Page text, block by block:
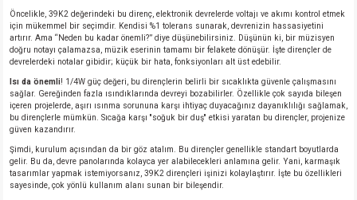
Öncelikle, 39K2 değerindeki bu direnç, elektronik devrelerde voltajı ve akımı kontrol etmek
için mükemmel bir seçimdir. Kendisi %1 tolerans sunarak, devrenizin hassasiyetini
artırır. Ama “Neden bu kadar önemli?” diye düşünebilirsiniz. Düşünün ki, bir müzisyen
doğru notayı çalamazsa, müzik eserinin tamamı bir felakete dönüşür. İşte dirençler de
devrelerdeki notalar gibidir; küçük bir hata, fonksiyonları alt üst edebilir.
Isı da önemli! 1/4W güç değeri, bu dirençlerin belirli bir sıcaklıkta güvenle çalışmasını
sağlar. Gereğinden fazla ısındıklarında devreyi bozabilirler. Özellikle çok sayıda bileşen
içeren projelerde, aşırı ısınma sorununa karşı ihtiyaç duyacağınız dayanıklılığı sağlamak,
bu dirençlerle mümkün. Sıcağa karşı ''soğuk bir duş'' etkisi yaratan bu dirençler, projenize
güven kazandırır.
Şimdi, kurulum açısından da bir göz atalım. Bu dirençler genellikle standart boyutlarda
gelir. Bu da, devre panolarında kolayca yer alabilecekleri anlamına gelir. Yani, karmaşık
tasarımlar yapmak istemiyorsanız, 39K2 dirençleri işinizi kolaylaştırır. İşte bu özellikleri
sayesinde, çok yönlü kullanım alanı sunan bir bileşendir.